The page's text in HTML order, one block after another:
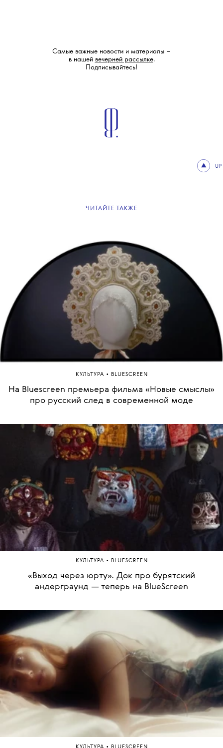
Самые важные новости и материалы –
в нашей вечерней рассылке.
Подписывайтесь!
UP
ЧИТАЙТЕ ТАКЖЕ
КУЛЬТУРА • BLUESCREEN
На Bluescreen премьера фильма «Новые смыслы»
про русский след в современной моде
КУЛЬТУРА • BLUESCREEN
«Выход через юрту». Док про бурятский
андерграунд — теперь на BlueScreen
•